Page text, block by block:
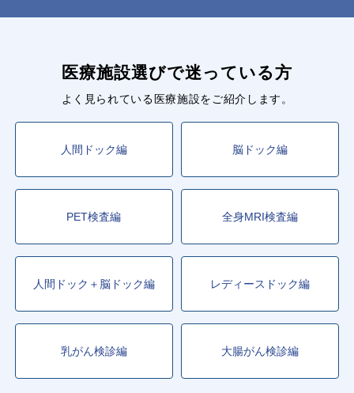
医療施設選びで迷っている方
よく見られている医療施設をご紹介します。
人間ドック編 脳ドック編
PET検査編 全身MRI検査編
人間ドック＋脳ドック編 レディースドック編
乳がん検診編 大腸がん検診編